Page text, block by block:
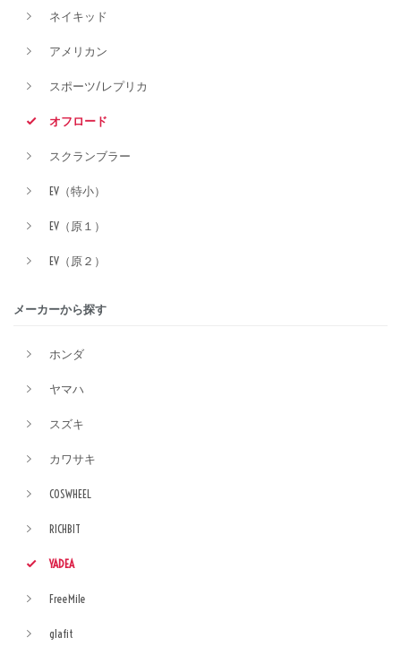
ネイキッド
アメリカン
スポーツ/レプリカ
オフロード
スクランブラー
EV（特小）
EV（原１）
EV（原２）
メーカーから探す
ホンダ
ヤマハ
スズキ
カワサキ
COSWHEEL
RICHBIT
YADEA
FreeMile
glafit